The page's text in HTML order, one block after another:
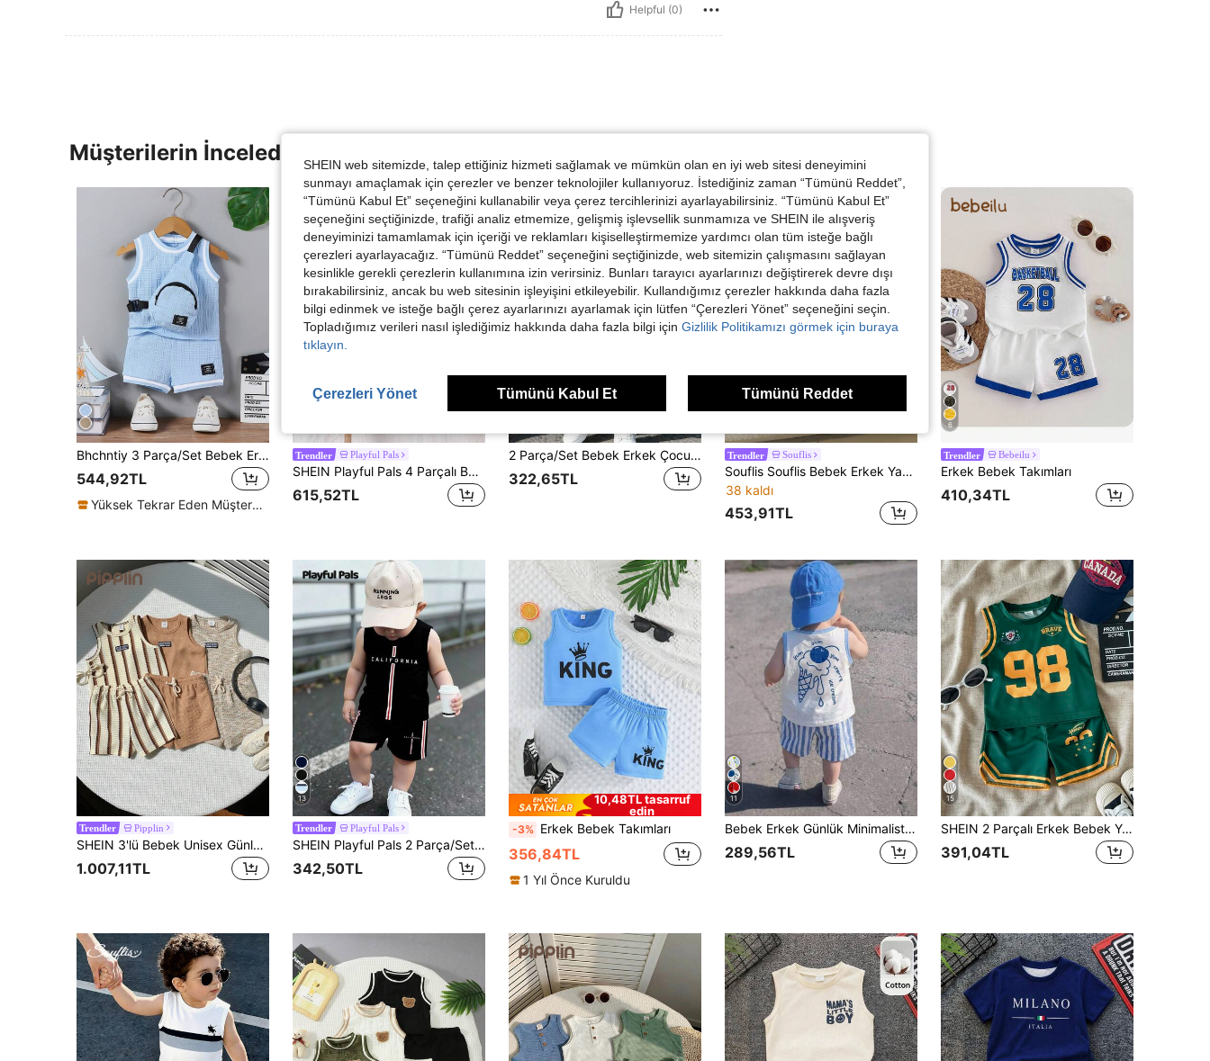
Helpful (0)
Müşterilerin İncelediği Diğer Ürünler
Bhchntiy 3 Parça/Set Bebek Erkek Yazlık Yeni Fitilli Yakalı Dokulu Kumaş Düz Renk Üst, Şort ve Omuz Çantası Günlük Şık Kıyafet
544,92TL
Yüksek Tekrar Eden Müşteriler
Trendler Playful Pals
SHEIN Playful Pals 4 Parçalı Bebek Erkek Çocuk Harf Baskılı Yuvarlak Yaka Atlet ve Spor Şort Takımı, Sportif Stil, Yaz İçin Uygun
615,52TL
2 Parça/Set Bebek Erkek Çocuk Günlük Logo Gradyan Baskılı Yuvarlak Yaka Atlet ve Şort Takımı, Yazın Dış Giyim İçin Uygundur
322,65TL
Trendler Souflis
Souflis Souflis Bebek Erkek Yazlık 3 Parçalı Set, Beyaz Moda Harf Baskılı Atlet, Hindistan Cevizi Ağacı Baskılı Plaj Şortu, Uyumlu Şapka 3 Parçalı Set, Plaj Tatili, Günlük Rahat ve Kolay Dış Mekan Aktiviteleri İçin Uygundur.
38 kaldı
453,91TL
6
Trendler Bebeilu
Erkek Bebek Takımları
410,34TL
Trendler Pipplin
SHEIN 3'lü Bebek Unisex Günlük Sevimli Haki Çizgili Tül Kumaşlı Yelek Üst ve Şort Takımı, Temel Çok Parçalı Kıyafet, İlkbahar, Yaz, Günlük Gezinti, Seyahat, Tatil İçin Uygundur
1.007,11TL
13
Trendler Playful Pals
SHEIN Playful Pals 2 Parça/Set Bebek Erkek Çocuk Günlük Sokak Giyim Çizgili Harf Baskılı Atlet ve Siyah Şort Takımı, Yaz Gezileri İçin Uygundur
342,50TL
10,48TL tasarruf
edin
-3% Erkek Bebek Takımları
356,84TL
1 Yıl Önce Kuruldu
11
Bebek Erkek Günlük Minimalist Yumuşak ve Rahat Kıyafet Seti, İlkbahar ve Yaz Mevsimine Uygun
289,56TL
15
SHEIN 2 Parçalı Erkek Bebek Yazlık Kıyafeti, Baskılı İngilizce Harfler ve Rakamlarla Süslü Spor File Kolsuz Üst, Lastikli Bel Şort ile Birlikte, Şık Bebek Dış Mekan Aktiviteleri ve Fotoğraf Çekimleri İçin Uygundur
391,04TL
SHEIN web sitemizde, talep ettiğiniz hizmeti sağlamak ve mümkün olan en iyi web sitesi deneyimini
sunmayı amaçlamak için çerezler ve benzer teknolojiler kullanıyoruz. İstediğiniz zaman “Tümünü Reddet”,
“Tümünü Kabul Et” seçeneğini kullanabilir veya çerez tercihlerinizi ayarlayabilirsiniz. “Tümünü Kabul Et”
seçeneğini seçtiğinizde, trafiği analiz etmemize, gelişmiş işlevsellik sunmamıza ve SHEIN ile alışveriş
deneyiminizi tamamlamak için içeriği ve reklamları kişiselleştirmemize yardımcı olan tüm isteğe bağlı
çerezleri ayarlayacağız. “Tümünü Reddet” seçeneğini seçtiğinizde, web sitemizin çalışmasını sağlayan
kesinlikle gerekli çerezlerin kullanımına izin verirsiniz. Bunları tarayıcı ayarlarınızı değiştirerek devre dışı
bırakabilirsiniz, ancak bu web sitesinin işleyişini etkileyebilir. Kullandığımız çerezler hakkında daha fazla
bilgi edinmek ve isteğe bağlı çerez ayarlarınızı ayarlamak için lütfen “Çerezleri Yönet” seçeneğini seçin.
Topladığımız verileri nasıl işlediğimiz hakkında daha fazla bilgi için Gizlilik Politikamızı görmek için buraya
tıklayın.
Çerezleri Yönet Tümünü Kabul Et Tümünü Reddet